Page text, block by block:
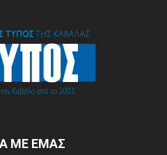
ΜΕ ΕΜΑΣ